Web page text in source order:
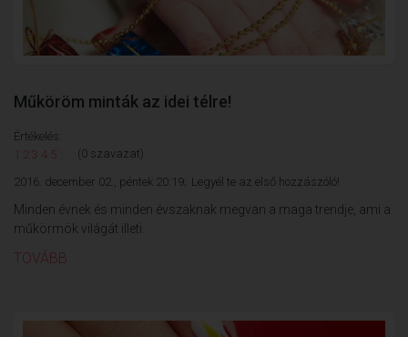
Műköröm minták az idei télre!
Értékelés:
1 2 3 4 5 (0 szavazat)
2016. december 02., péntek 20:19; Legyél te az első hozzászóló!
Minden évnek és minden évszaknak megvan a maga trendje, ami a
műkörmök világát illeti.
TOVÁBB